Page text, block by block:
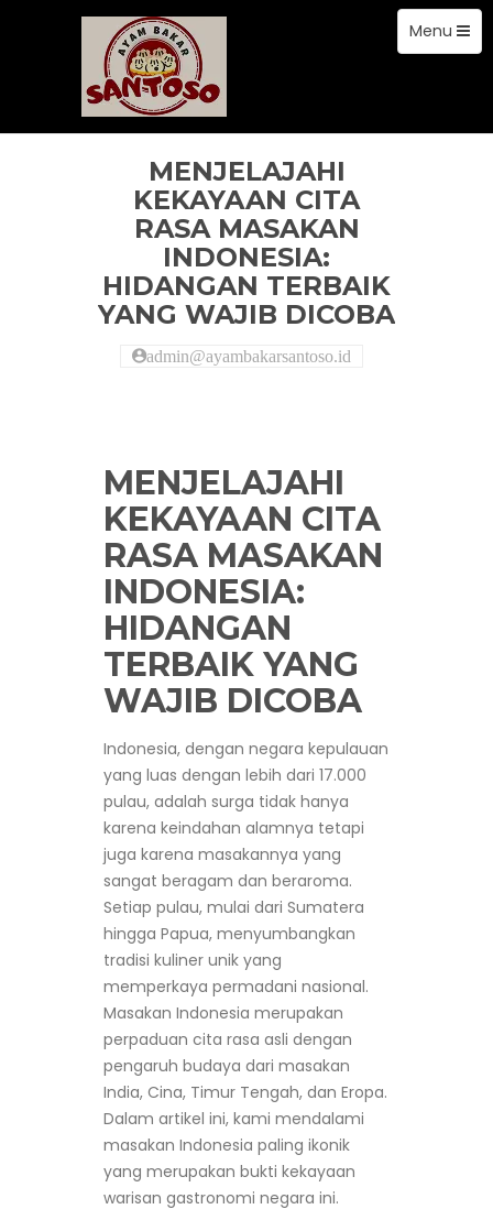
Toggle
navigation
Menu
MENJELAJAHI
KEKAYAAN CITA
RASA MASAKAN
INDONESIA:
HIDANGAN TERBAIK
YANG WAJIB DICOBA
admin@ayambakarsantoso.id
MENJELAJAHI
KEKAYAAN CITA
RASA MASAKAN
INDONESIA:
HIDANGAN
TERBAIK YANG
WAJIB DICOBA
Indonesia, dengan negara kepulauan
yang luas dengan lebih dari 17.000
pulau, adalah surga tidak hanya
karena keindahan alamnya tetapi
juga karena masakannya yang
sangat beragam dan beraroma.
Setiap pulau, mulai dari Sumatera
hingga Papua, menyumbangkan
tradisi kuliner unik yang
memperkaya permadani nasional.
Masakan Indonesia merupakan
perpaduan cita rasa asli dengan
pengaruh budaya dari masakan
India, Cina, Timur Tengah, dan Eropa.
Dalam artikel ini, kami mendalami
masakan Indonesia paling ikonik
yang merupakan bukti kekayaan
warisan gastronomi negara ini.